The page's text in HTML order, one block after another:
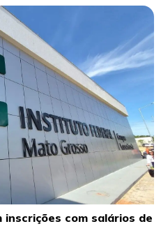
inscrições com salários de